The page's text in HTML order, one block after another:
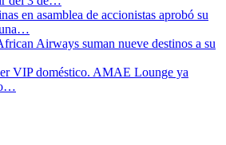
en asamblea de accionistas aprobó su
una…
Airways suman nueve destinos a su
VIP doméstico. AMAE Lounge ya